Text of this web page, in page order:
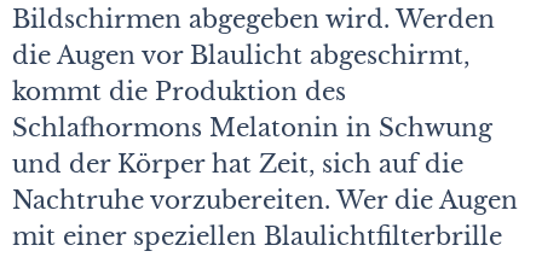
Bildschirmen abgegeben wird. Werden
die Augen vor Blaulicht abgeschirmt,
kommt die Produktion des
Schlafhormons Melatonin in Schwung
und der Körper hat Zeit, sich auf die
Nachtruhe vorzubereiten. Wer die Augen
mit einer speziellen Blaulichtfilterbrille